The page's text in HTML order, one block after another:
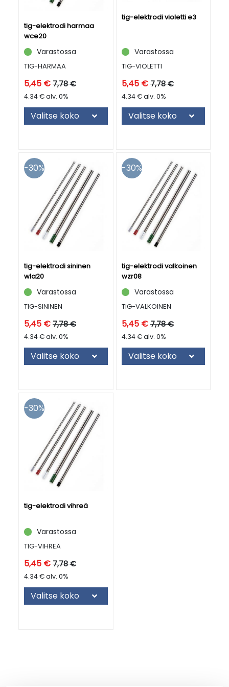
tig-elektrodi harmaa
wce20
Varastossa
TIG-HARMAA
5,45 € 7,78 €
4.34 € alv. 0%
Valitse koko
tig-elektrodi violetti e3
Varastossa
TIG-VIOLETTI
5,45 €7,78 €
4.34 € alv. 0%
Valitse koko
30
tig-elektrodi sininen
wla20
Varastossa
TIG-SININEN
5,45 € 7,78 €
4.34 € alv. 0%
Valitse koko
30
tig-elektrodi valkoinen
wzr08
Varastossa
TIG-VALKOINEN
5,45 €7,78 €
4.34 € alv. 0%
Valitse koko
30
tig-elektrodi vihreä
Varastossa
TIG-VIHREÄ
5,45 € 7,78 €
4.34 € alv. 0%
Valitse koko